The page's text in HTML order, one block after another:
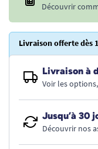
Découvrir
Livraison offerte dès
Livraison à
Voir les
Jusqu’à 30
Découvrir nos